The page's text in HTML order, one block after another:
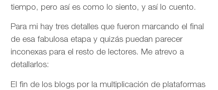
tiempo, pero así es como lo siento, y así lo cuento.
Para mi hay tres detalles que fueron marcando el final
de esa fabulosa etapa y quizás puedan parecer
inconexas para el resto de lectores. Me atrevo a
detallarlos:
El fin de los blogs por la multiplicación de plataformas